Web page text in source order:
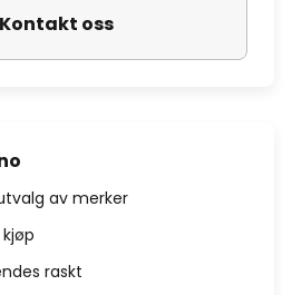
Kontakt oss
av merker
raskt